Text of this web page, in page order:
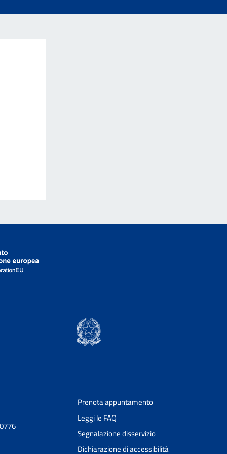
Prenota appuntamento
Leggi le FAQ
Segnalazione disservizio
Dichiarazione di accessibilità